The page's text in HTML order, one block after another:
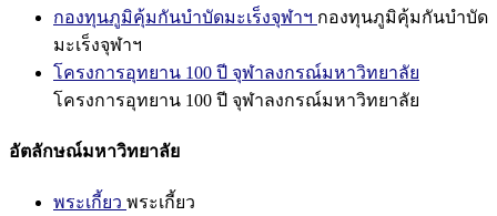
กองทุนภูมิคุ้มกันบำบัดมะเร็งจุฬาฯ กองทุนภูมิคุ้มกันบำบัด
มะเร็งจุฬาฯ
โครงการอุทยาน 100 ปี จุฬาลงกรณ์มหาวิทยาลัย
โครงการอุทยาน 100 ปี จุฬาลงกรณ์มหาวิทยาลัย
อัตลักษณ์มหาวิทยาลัย
พระเกี้ยว พระเกี้ยว